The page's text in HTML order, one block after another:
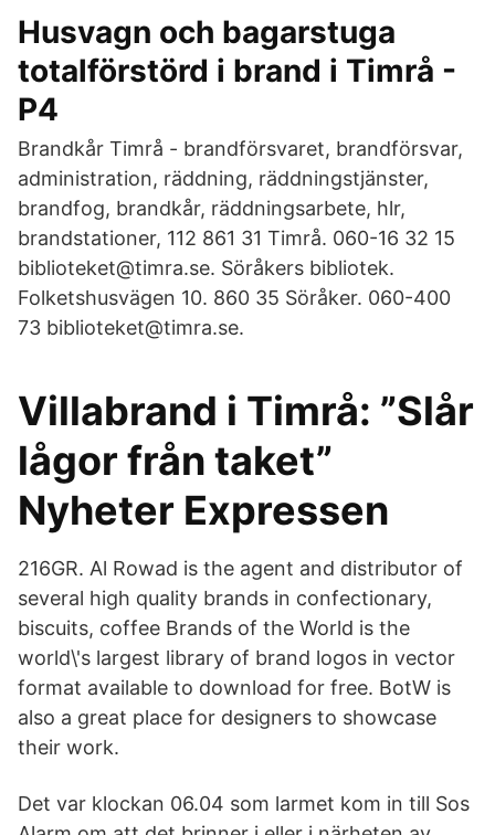
Husvagn och bagarstuga
totalförstörd i brand i Timrå -
P4
Brandkår Timrå - brandförsvaret, brandförsvar,
administration, räddning, räddningstjänster,
brandfog, brandkår, räddningsarbete, hlr,
brandstationer, 112 861 31 Timrå. 060-16 32 15
biblioteket@timra.se. Söråkers bibliotek.
Folketshusvägen 10. 860 35 Söråker. 060-400
73 biblioteket@timra.se.
Villabrand i Timrå: ”Slår
lågor från taket”
Nyheter Expressen
216GR. Al Rowad is the agent and distributor of
several high quality brands in confectionary,
biscuits, coffee Brands of the World is the
world\'s largest library of brand logos in vector
format available to download for free. BotW is
also a great place for designers to showcase
their work.
Det var klockan 06.04 som larmet kom in till Sos